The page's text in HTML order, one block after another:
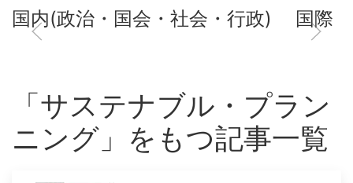
国内(政治・国会・社会・行政) 国際
「サステナブル・プラン
ニング」をもつ記事一覧